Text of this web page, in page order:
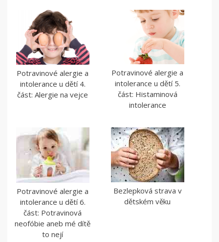
Potravinové alergie a
intolerance u dětí 4.
část: Alergie na vejce
Potravinové alergie a
intolerance u dětí 5.
část: Histaminová
intolerance
Potravinové alergie a
intolerance u dětí 6.
část: Potravinová
neofóbie aneb mé dítě
to nejí
Bezlepková strava v
dětském věku